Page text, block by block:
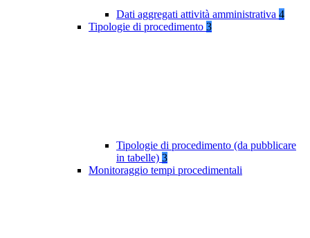
Dati aggregati attività amministrativa 4
Tipologie di procedimento 3
Tipologie di procedimento (da pubblicare
in tabelle) 3
Monitoraggio tempi procedimentali